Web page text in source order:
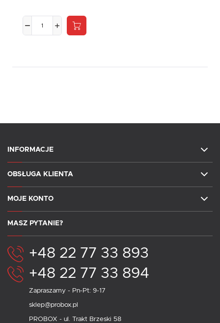
INFORMACJE
OBSŁUGA KLIENTA
MOJE KONTO
MASZ PYTANIE?
+48 22 77 33 893
+48 22 77 33 894
Zapraszamy - Pn-Pt: 9-17
sklep@probox.pl
PROBOX - ul. Trakt Brzeski 58